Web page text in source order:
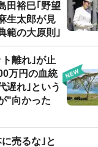
田裕巳｢野望
生太郎が見
範の大原則｣
離れ｣が止
万円の血統
遅れ｣という
"向かった
売るな｣と